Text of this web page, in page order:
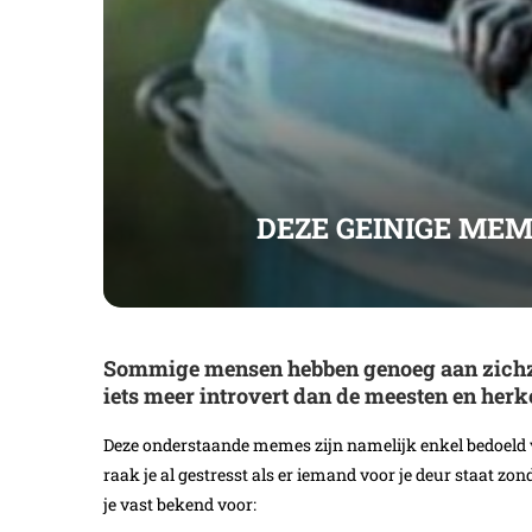
DEZE GEINIGE
Sommige mensen hebben genoeg aan
iets meer introvert dan de meesten en
Deze onderstaande memes zijn namelijk enkel
raak je al gestresst als er iemand voor je deur staat
je vast bekend voor: